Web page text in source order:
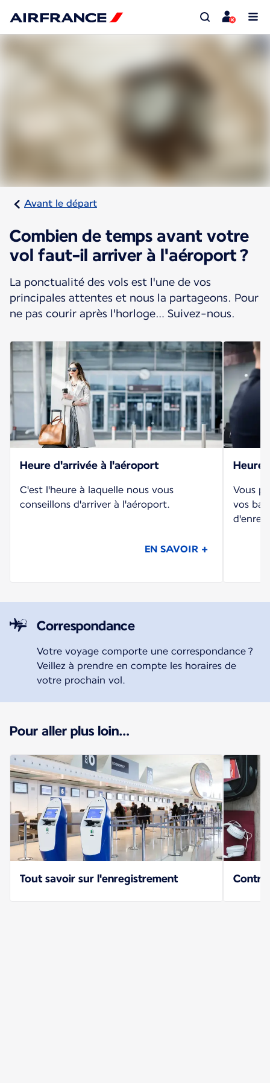
Avant le départ
Combien de temps avant votre
vol faut-il arriver à l'aéroport ?
La ponctualité des vols est l'une de vos
principales attentes et nous la partageons. Pour
ne pas courir après l'horloge… Suivez-nous.
Heure d'arrivée à l'aéroport
C'est l'heure à laquelle nous vous
conseillons d'arriver à l'aéroport.
EN SAVOIR +
Heure
Vous
vos
Correspondance
Votre voyage comporte une correspondance ?
Veillez à prendre en compte les horaires de
votre prochain vol.
Pour aller plus loin…
Tout savoir sur l'enregistrement